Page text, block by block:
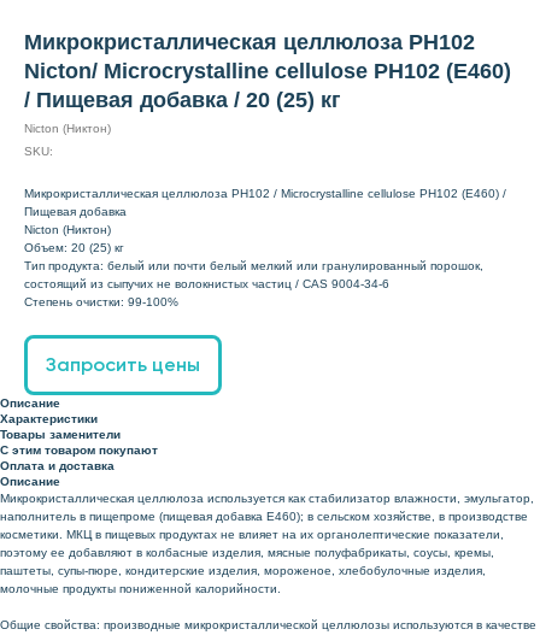
Микрокристаллическая целлюлоза PH102
Nicton/ Microcrystalline cellulose PH102 (Е460)
/ Пищевая добавка / 20 (25) кг
Nicton (Никтон)
SKU:
Микрокристаллическая целлюлоза PH102 / Microcrystalline cellulose PH102 (Е460) /
Пищевая добавка
Nicton (Никтон)
Объем: 20 (25) кг
Тип продукта: белый или почти белый мелкий или гранулированный порошок,
состоящий из сыпучих не волокнистых частиц / CAS 9004-34-6
Степень очистки: 99-100%
Запросить цены
Описание
Характеристики
Товары заменители
С этим товаром покупают
Оплата и доставка
Описание
Микрокристаллическая целлюлоза используется как стабилизатор влажности, эмульгатор,
наполнитель в пищепроме (пищевая добавка Е460); в сельском хозяйстве, в производстве
косметики. МКЦ в пищевых продуктах не влияет на их органолептические показатели,
поэтому ее добавляют в колбасные изделия, мясные полуфабрикаты, соусы, кремы,
паштеты, супы-пюре, кондитерские изделия, мороженое, хлебобулочные изделия,
молочные продукты пониженной калорийности.
Общие свойства: производные микрокристаллической целлюлозы используются в качестве